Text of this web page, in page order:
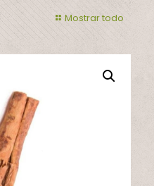
Mostrar todo